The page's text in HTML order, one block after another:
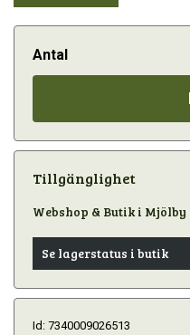
Antal
Tillgänglighet
Webshop & Butik i Mjölby
Se lagerstatus i butik
Id: 7340009026513